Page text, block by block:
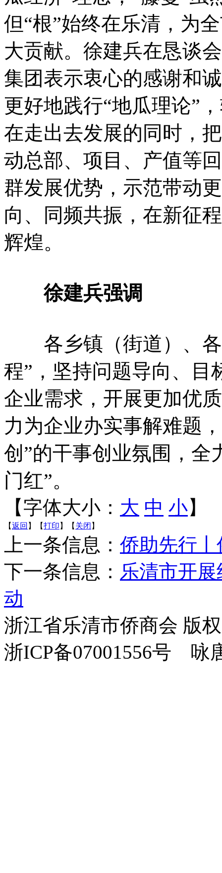
但“根”始终在乐清，为
大贡献。徐建兵在恳谈
集团表示衷心的感谢和
更好地践行“地瓜理论”
在走出去发展的同时，
动总部、项目、产值等
群发展优势，示范带动
向、同频共振，在新征
辉煌。
徐建兵强调
各乡镇（街道）、各
程”，坚持问题导向、目
企业需求，开展更加优
力为企业办实事解难题
创”的干事创业氛围，全
门红”。
【字体大小： 大 中 小】
【返回 】【打印 】【 关闭 】
上一条信息： 侨助先行
下一条信息： 乐清市开
动
浙江省乐清市侨商会 版
浙ICP备07001556号 咏